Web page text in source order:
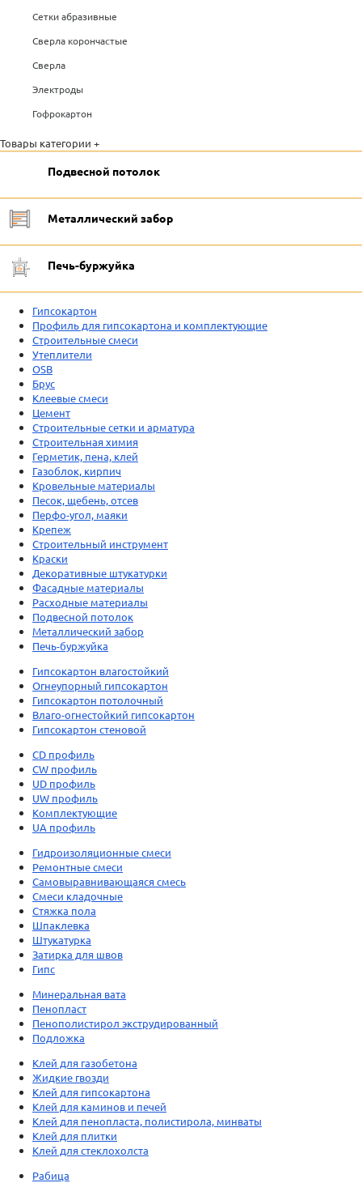
Сетки абразивные
Сверла корончастые
Сверла
Электроды
Гофрокартон
Товары категории +
Подвесной потолок
Металлический забор
Печь-буржуйка
Гипсокартон
Профиль для гипсокартона и комплектующие
Строительные смеси
Утеплители
OSB
Брус
Клеевые смеси
Цемент
Строительные сетки и арматура
Строительная химия
Герметик, пена, клей
Газоблок, кирпич
Кровельные материалы
Песок, щебень, отсев
Перфо-угол, маяки
Крепеж
Строительный инструмент
Краски
Декоративные штукатурки
Фасадные материалы
Расходные материалы
Подвесной потолок
Металлический забор
Печь-буржуйка
Гипсокартон влагостойкий
Огнеупорный гипсокартон
Гипсокартон потолочный
Влаго-огнестойкий гипсокартон
Гипсокартон стеновой
CD профиль
CW профиль
UD профиль
UW профиль
Комплектующие
UA профиль
Гидроизоляционные смеси
Ремонтные смеси
Самовыравнивающаяся смесь
Смеси кладочные
Стяжка пола
Шпаклевка
Штукатурка
Затирка для швов
Гипс
Минеральная вата
Пенопласт
Пенополистирол экструдированный
Подложка
Клей для газобетона
Жидкие гвозди
Клей для гипсокартона
Клей для каминов и печей
Клей для пенопласта, полистирола, минваты
Клей для плитки
Клей для стеклохолста
Рабица